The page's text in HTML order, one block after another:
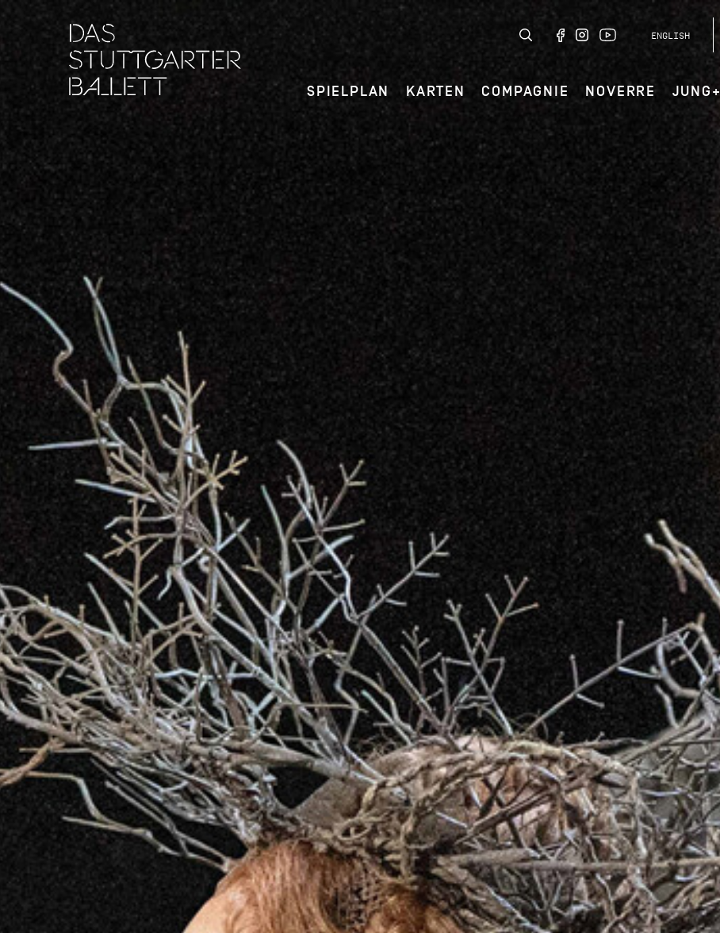
ENGLISH
SPIELPLAN KARTEN COMPAGNIE NOVERRE JUNG+